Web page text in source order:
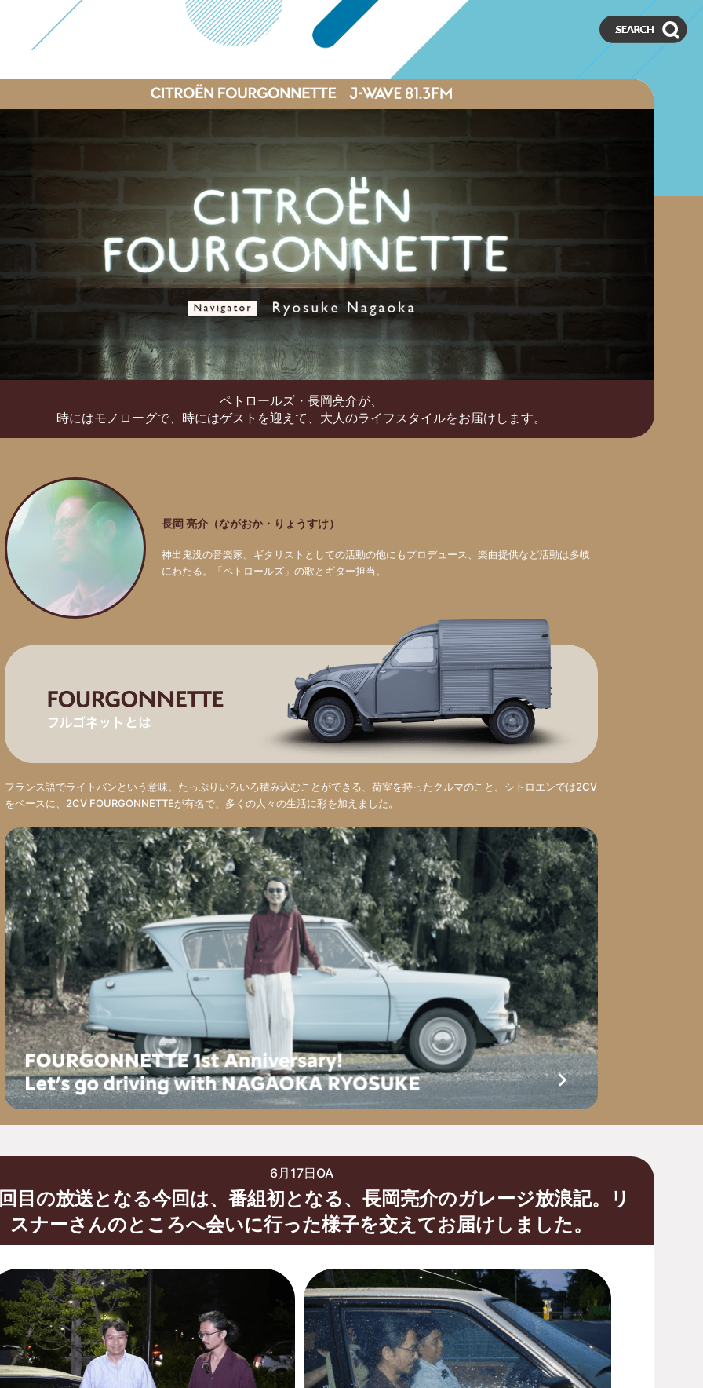
ペトロールズ・長岡亮介が、
時にはモノローグで、時にはゲストを迎えて、 大人のライフスタイルをお届けします。
長岡 亮介（ながおか・りょうすけ）
神出鬼没の音楽家。ギタリストとしての活動の他にもプロデュース、楽曲提供など活動は多岐
にわたる。「ペトロールズ」の歌とギター担当。
フランス語でライトバンという意味。たっぷりいろいろ積み込むことができる、荷室を持ったクルマのこと。シトロエンでは2CV
をベースに、2CV FOURGONNETTEが有名で、多くの人々の生活に彩を加えました。
6月17日OA
目の放送となる今回は、番組初となる、長岡亮介のガレージ放浪記。リ
スナーさんのところへ会いに行った様子を交えてお届けしました。